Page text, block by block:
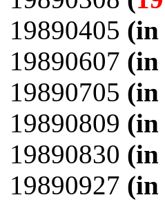
19890405 (in
19890607 (in
19890705 (in
19890809 (in
19890830 (in
19890927 (in